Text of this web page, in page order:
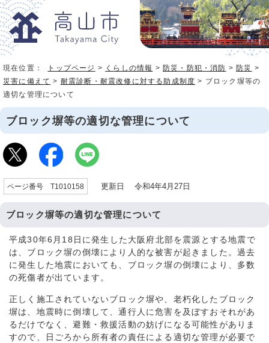
現在位置： トップページ > くらしの情報 > 防災・防犯・消防 > 防災 >
災害に備えて > 耐震診断・耐震改修に対する助成制度 > ブロック塀等の
適切な管理について
ブロック塀等の適切な管理について
ページ番号 T1010158 更新日 令和4年4月27日
ブロック塀等の適切な管理について
平成30年6月18日に発生した大阪府北部を震源とする地震で
は、ブロック塀の倒壊により人的な被害が起きました。過去
に発生した地震においても、ブロック塀の倒壊により、多数
の死傷者が出ています。
正しく施工されていないブロック塀や、老朽化したブロック
塀は、地震時に倒壊して、通行人に危害を及ぼすおそれがあ
るだけでなく、避難・救援活動の妨げになる可能性がありま
すので、日ごろから所有者の責任による適切な管理が必要で